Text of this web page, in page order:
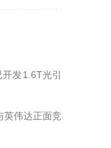
发1.6T光引
英伟达正面竞